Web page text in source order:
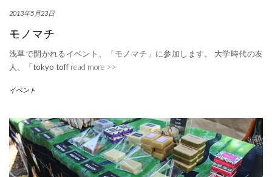
2013年5月23日
モノマチ
浅草で開かれるイベント、「モノマチ」に参加します。 大学時代の友
人、「tokyo toff read more >>
イベント